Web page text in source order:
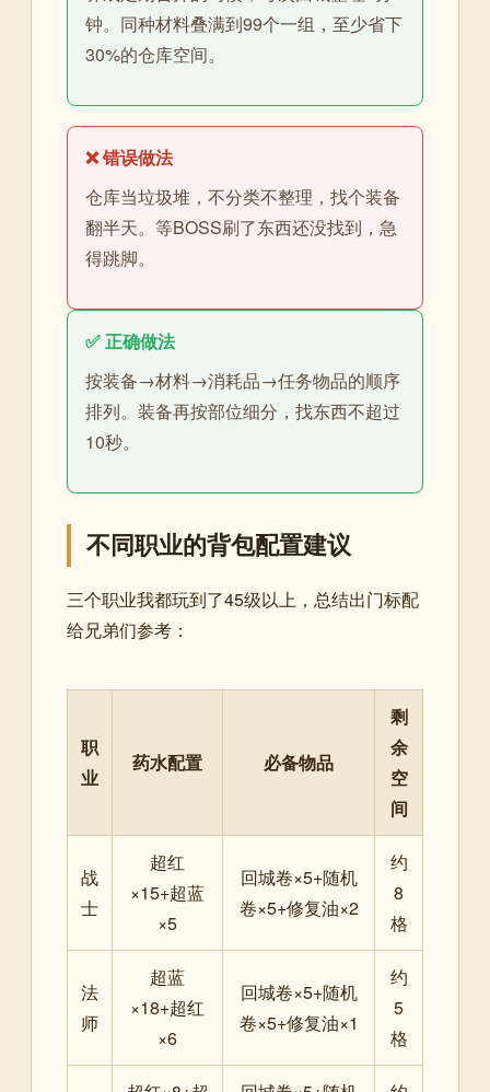
钟。同种材料叠满到99个一组，至少省下
30%的仓库空间。
❌ 错误做法
仓库当垃圾堆，不分类不整理，找个装备
翻半天。等BOSS刷了东西还没找到，急
得跳脚。
✅ 正确做法
按装备→材料→消耗品→任务物品的顺序
排列。装备再按部位细分，找东西不超过
10秒。
不同职业的背包配置建议
三个职业我都玩到了45级以上，总结出门标配
给兄弟们参考：
职
业
药水配置 必备物品
剩
余
空
间
战
士
超红
×15+超蓝
×5
回城卷×5+随机
卷×5+修复油×2
约
8
格
法
师
超蓝
×18+超红
×6
回城卷×5+随机
卷×5+修复油×1
约
5
格